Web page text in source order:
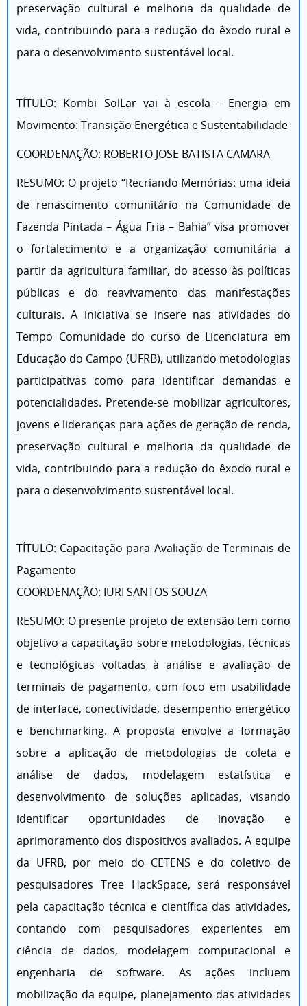
preservação cultural e melhoria da qualidade de
vida, contribuindo para a redução do êxodo rural e
para o desenvolvimento sustentável local.
TÍTULO: Kombi SolLar vai à escola - Energia em
Movimento: Transição Energética e Sustentabilidade
COORDENAÇÃO: ROBERTO JOSE BATISTA CAMARA
RESUMO: O projeto “Recriando Memórias: uma ideia
de renascimento comunitário na Comunidade de
Fazenda Pintada – Água Fria – Bahia” visa promover
o fortalecimento e a organização comunitária a
partir da agricultura familiar, do acesso às políticas
públicas e do reavivamento das manifestações
culturais. A iniciativa se insere nas atividades do
Tempo Comunidade do curso de Licenciatura em
Educação do Campo (UFRB), utilizando metodologias
participativas como para identificar demandas e
potencialidades. Pretende-se mobilizar agricultores,
jovens e lideranças para ações de geração de renda,
preservação cultural e melhoria da qualidade de
vida, contribuindo para a redução do êxodo rural e
para o desenvolvimento sustentável local.
TÍTULO: Capacitação para Avaliação de Terminais de
Pagamento
COORDENAÇÃO: IURI SANTOS SOUZA
RESUMO: O presente projeto de extensão tem como
objetivo a capacitação sobre metodologias, técnicas
e tecnológicas voltadas à análise e avaliação de
terminais de pagamento, com foco em usabilidade
de interface, conectividade, desempenho energético
e benchmarking. A proposta envolve a formação
sobre a aplicação de metodologias de coleta e
análise de dados, modelagem estatística e
desenvolvimento de soluções aplicadas, visando
identificar oportunidades de inovação e
aprimoramento dos dispositivos avaliados. A equipe
da UFRB, por meio do CETENS e do coletivo de
pesquisadores Tree HackSpace, será responsável
pela capacitação técnica e científica das atividades,
contando com pesquisadores experientes em
ciência de dados, modelagem computacional e
engenharia de software. As ações incluem
mobilização da equipe, planejamento das atividades